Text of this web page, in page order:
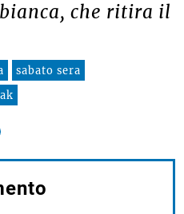
che ritira il
sabato sera